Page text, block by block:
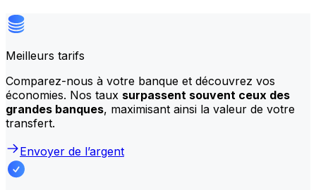
Meilleurs tarifs
Comparez-nous à votre banque et découvrez vos
économies. Nos taux surpassent souvent ceux des
grandes banques, maximisant ainsi la valeur de votre
transfert.
Envoyer de l’argent